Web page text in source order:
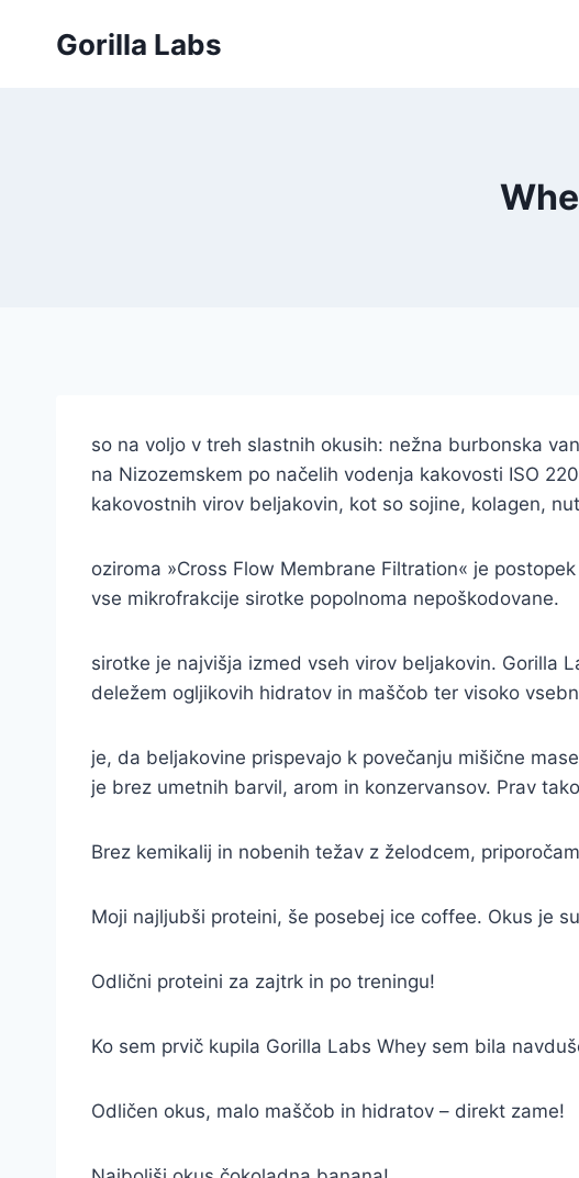
Gorilla Labs
so na voljo v treh slastnih okusih: nežna burbonska
na Nizozemskem po načelih vodenja kakovosti ISO
kakovostnih virov beljakovin, kot so sojine, kolagen,
oziroma »Cross Flow Membrane Filtration« je
vse mikrofrakcije sirotke popolnoma nepoškodovane.
sirotke je najvišja izmed vseh virov beljakovin. Gorilla
deležem ogljikovih hidratov in maščob ter visoko
je, da beljakovine prispevajo k povečanju mišične
je brez umetnih barvil, arom in konzervansov. Prav
Brez kemikalij in nobenih težav z želodcem,
Moji najljubši proteini, še posebej ice coffee. Okus je
Odlični proteini za zajtrk in po treningu!
Ko sem prvič kupila Gorilla Labs Whey sem bila
Odličen okus, malo maščob in hidratov – direkt zame!